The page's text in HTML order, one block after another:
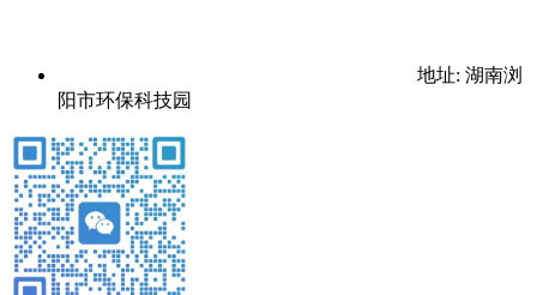
地址: 湖南浏
阳市环保科技园